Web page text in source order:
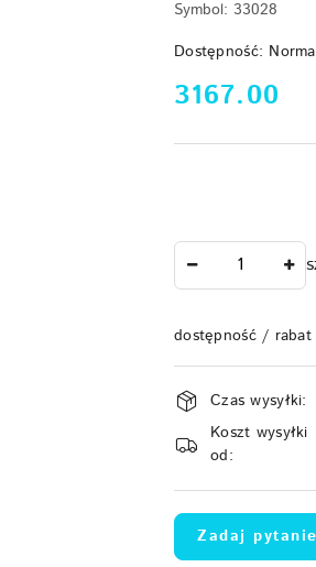
Symbol: 33028
Dostępność:
cena:
3167.00
dostępność /
Dostępność
i
dostawa
Czas wysyłki:
Koszt wysyłki
od:
Zadaj pytanie